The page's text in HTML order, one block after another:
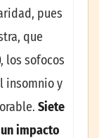
pues
que
, los sofocos
insomnio y
Siete
impacto